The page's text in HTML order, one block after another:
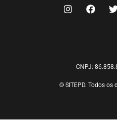
CNPJ:
© SITEPD. Todos os